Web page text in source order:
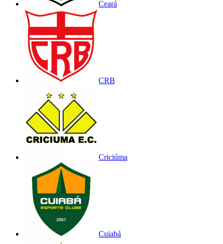
Ceará
CRB
Criciúma
Cuiabá